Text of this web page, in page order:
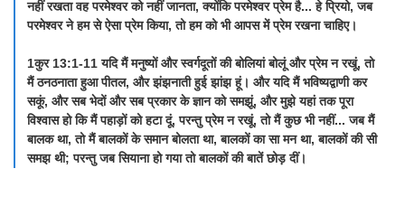
नहीं रखता वह परमेश्वर को नहीं जानता, क्योंकि परमेश्वर प्रेम है... हे प्रियो, जब
परमेश्वर ने हम से ऐसा प्रेम किया, तो हम को भी आपस में प्रेम रखना चाहिए।
1कुर 13:1-11 यदि मैं मनुष्यों और स्वर्गदूतों की बोलियां बोलूं और प्रेम न रखूं, तो
मैं ठनठनाता हुआ पीतल, और झंझनाती हुई झांझ हूं। और यदि मैं भविष्यद्वाणी कर
सकूं, और सब भेदों और सब प्रकार के ज्ञान को समझूं, और मुझे यहां तक पूरा
विश्वास हो कि मैं पहाड़ों को हटा दूं, परन्तु प्रेम न रखूं, तो मैं कुछ भी नहीं... जब मैं
बालक था, तो मैं बालकों के समान बोलता था, बालकों का सा मन था, बालकों की सी
समझ थी; परन्तु जब सियाना हो गया तो बालकों की बातें छोड़ दीं।